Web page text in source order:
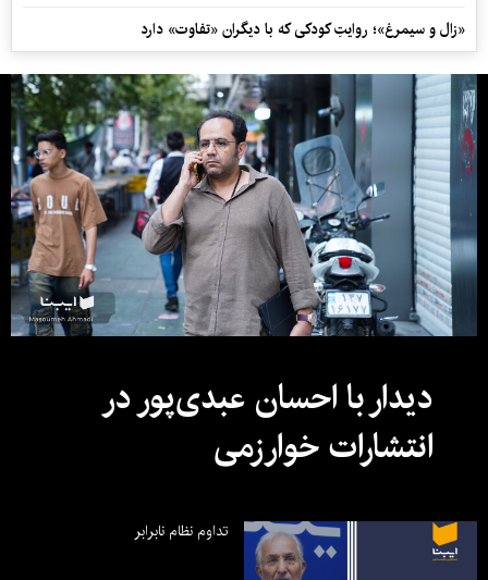
«زال و سیمرغ»؛ روایتِ کودکی که با دیگران «تفاوت» دارد
دیدار با احسان عبدی‌پور در
انتشارات خوارزمی
تداوم نظام نابرابر